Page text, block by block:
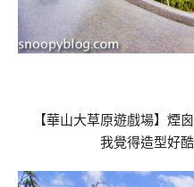
【華山大草原遊戲場】煙
我覺得造型好